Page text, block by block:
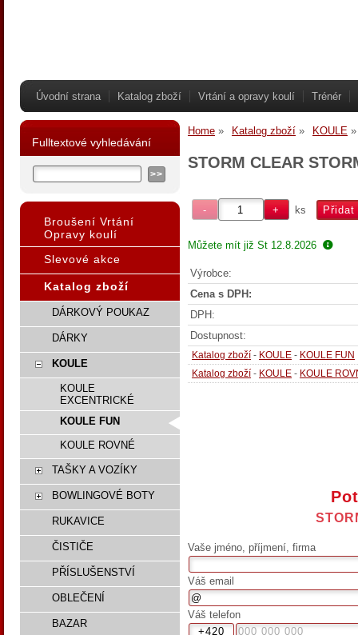
Úvodní strana Katalog zboží Vrtání a opravy koulí Trénér
Home Katalog zboží KOULE
STORM CLEAR
ks
Můžete mít již St 12.8.2026
Výrobce:
Cena s DPH:
DPH:
Dostupnost:
Katalog zboží - KOULE - KOULE FUN
Katalog zboží - KOULE - KOULE
Vaše jméno, příjmení, firma
Váš email
Váš telefon
Fulltextové vyhledávání
Broušení Vrtání
Opravy koulí
Slevové akce
Katalog zboží
DÁRKOVÝ POUKAZ
DÁRKY
KOULE
KOULE
EXCENTRICKÉ
KOULE FUN
KOULE ROVNÉ
TAŠKY A VOZÍKY
BOWLINGOVÉ BOTY
RUKAVICE
ČISTIČE
PŘÍSLUŠENSTVÍ
OBLEČENÍ
BAZAR